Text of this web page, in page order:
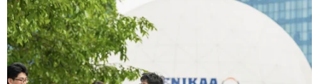
56 người trong 2 ngày đầu kỳ nghỉ lễ
01/09/2024 12:03
Tính chung trong 2 ngày nghỉ đầu tiên của dịp nghỉ lễ
Quốc khánh 2/9, toàn quốc xảy ra 118 vụ tai nạn giao